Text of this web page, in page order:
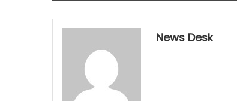
News Desk